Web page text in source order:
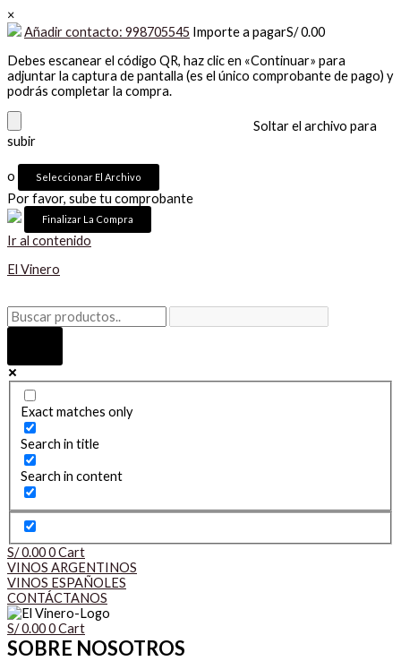
×
Añadir contacto: 998705545 Importe a pagarS/0.00
Debes escanear el código QR, haz clic en «Continuar» para
adjuntar la captura de pantalla (es el único comprobante de pago) y
podrás completar la compra.
Soltar el archivo para
subir
o Seleccionar El Archivo
Por favor, sube tu comprobante
Ir al contenido
El Vinero
Exact matches only
Search in title
Search in content
S/0.000Cart
VINOS ARGENTINOS
VINOS ESPAÑOLES
CONTÁCTANOS
S/0.000Cart
SOBRE NOSOTROS